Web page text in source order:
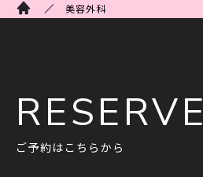
美容外科
RESERVE
ご予約はこちらから